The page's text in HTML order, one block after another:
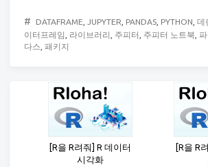
# DATAFRAME JUPYTER PANDAS, PYTHON 데
이터프레임
라이브러리 주피터 주피터 노트북
다스 패키지
[R을 R려줘] R 데이터
시각화
[R을 R